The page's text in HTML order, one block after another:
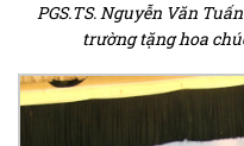
PGS.TS. Nguyễn Văn
trường tặng hoa